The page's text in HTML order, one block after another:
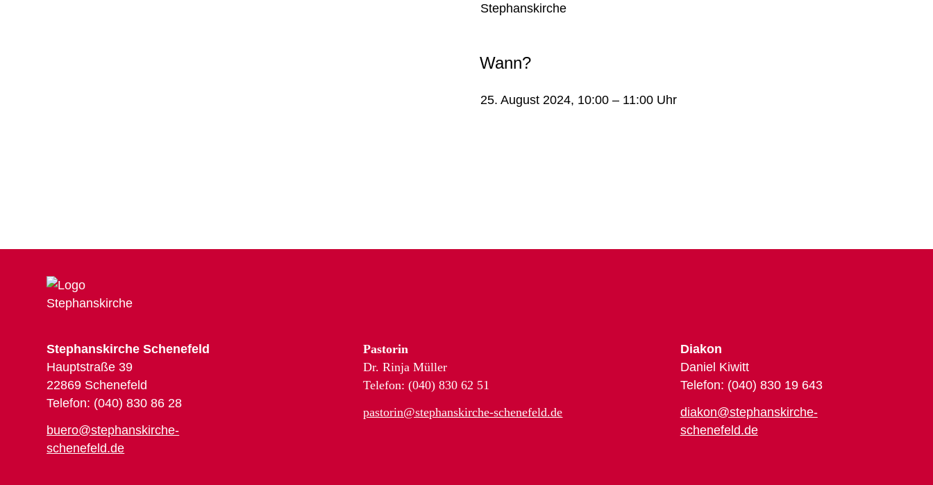
Stephanskirche
Wann?
25. August 2024, 10:00 – 11:00 Uhr
Stephanskirche Schenefeld
Hauptstraße 39
22869 Schenefeld
Telefon: (040) 830 86 28
buero@stephanskirche-
schenefeld.de
Pastorin
Dr. Rinja Müller
Telefon: (040) 830 62 51
pastorin@stephanskirche-schenefeld.de
Diakon
Daniel Kiwitt
Telefon: (040) 830 19 643
diakon@stephanskirche-
schenefeld.de